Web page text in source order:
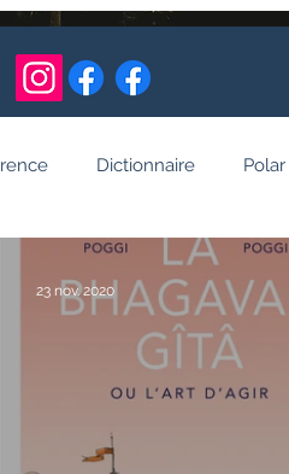
Dictionnaire Polar
indiennes
tamoule Littérature bengali
de l'Inde par les livres
23 nov. 2020